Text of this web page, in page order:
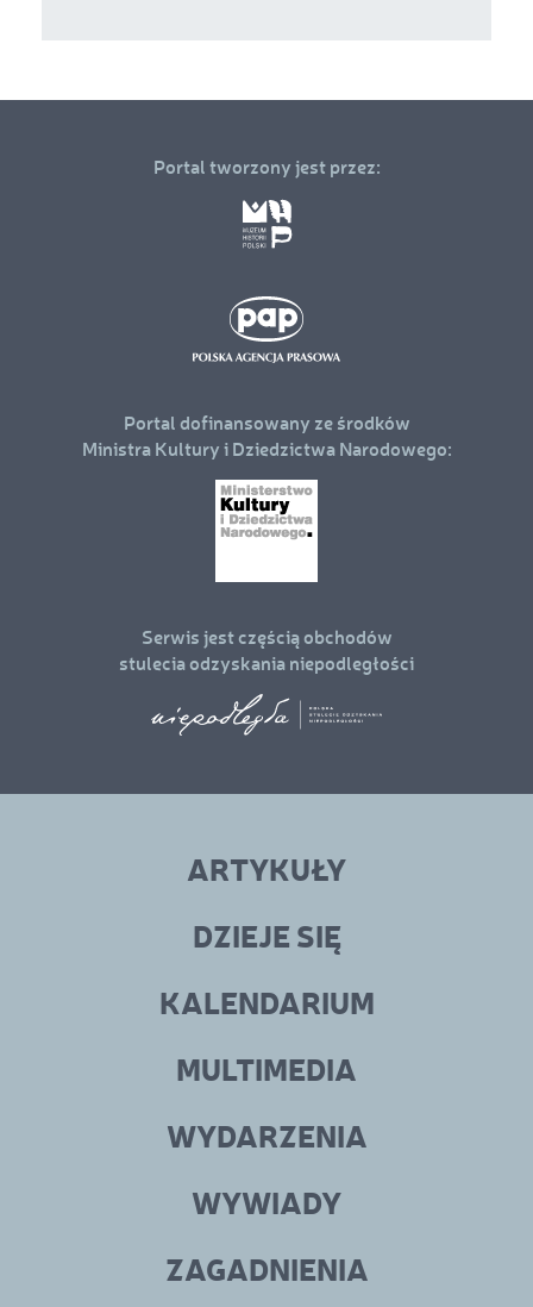
Portal tworzony jest przez:
Portal dofinansowany ze środków
Ministra Kultury i Dziedzictwa Narodowego:
Serwis jest częścią obchodów
stulecia odzyskania niepodległości
ARTYKUŁY
DZIEJE SIĘ
KALENDARIUM
MULTIMEDIA
WYDARZENIA
WYWIADY
ZAGADNIENIA